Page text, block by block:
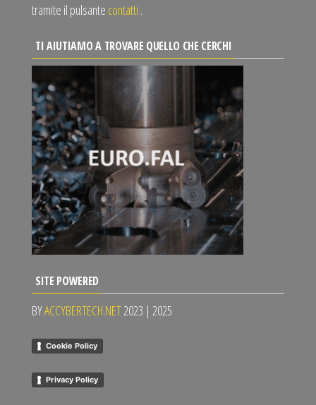
tramite il pulsante contatti .
TI AIUTIAMO A TROVARE QUELLO CHE CERCHI
SITE POWERED
BYACCYBERTECH.NET2023 | 2025
Cookie Policy
Privacy Policy